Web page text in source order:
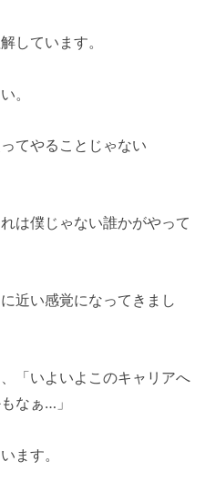
しています。
。
てやることじゃない
は僕じゃない誰かがやって
近い感覚になってきまし
「いよいよこのキャリアへ
なぁ…」
ます。